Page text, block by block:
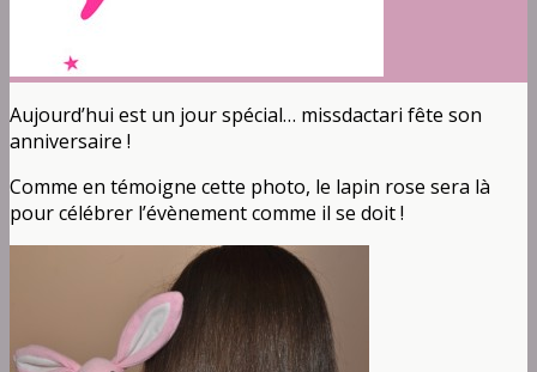
Aujourd’hui est un jour spécial… missdactari fête son
anniversaire !
Comme en témoigne cette photo, le lapin rose sera là
pour célébrer l’évènement comme il se doit !